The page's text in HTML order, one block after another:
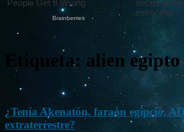
Etiqueta: alien egipto
¿Tenía Akenatón, faraón egipcio,
extraterrestre?